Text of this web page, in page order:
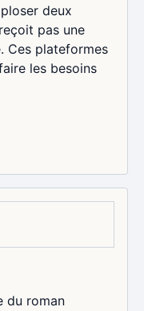
deux
pas une
Ces plateformes
les besoins
du roman